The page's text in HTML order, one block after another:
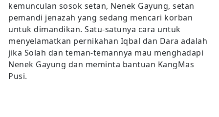
kemunculan sosok setan, Nenek Gayung, setan
pemandi jenazah yang sedang mencari korban
untuk dimandikan. Satu-satunya cara untuk
menyelamatkan pernikahan Iqbal dan Dara adalah
jika Solah dan teman-temannya mau menghadapi
Nenek Gayung dan meminta bantuan KangMas
Pusi.